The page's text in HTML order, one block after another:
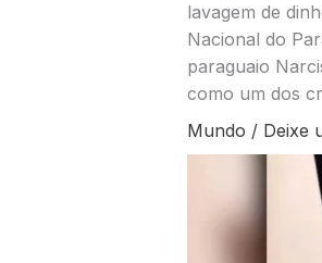
lavagem de
Nacional do
paraguaio
como um dos
Mundo / Deixe